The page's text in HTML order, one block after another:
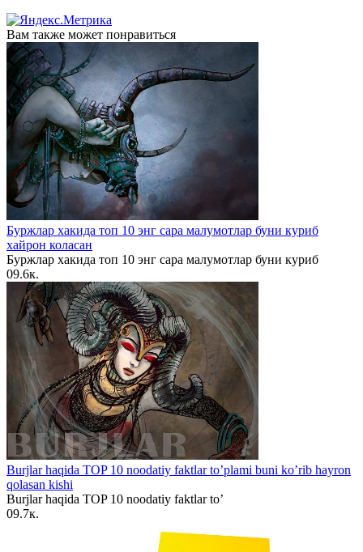
Вам также может понравиться
Буржлар хакида топ 10 энг сара малумотлар буни куриб
хайрон коласан
Буржлар хакида топ 10 энг сара малумотлар буни куриб
09.6к.
Burjlar haqida TOP 10 noodatiy faktlar to’plami buni ko’rib hayron
qolasan kishi
Burjlar haqida TOP 10 noodatiy faktlar to’
09.7к.